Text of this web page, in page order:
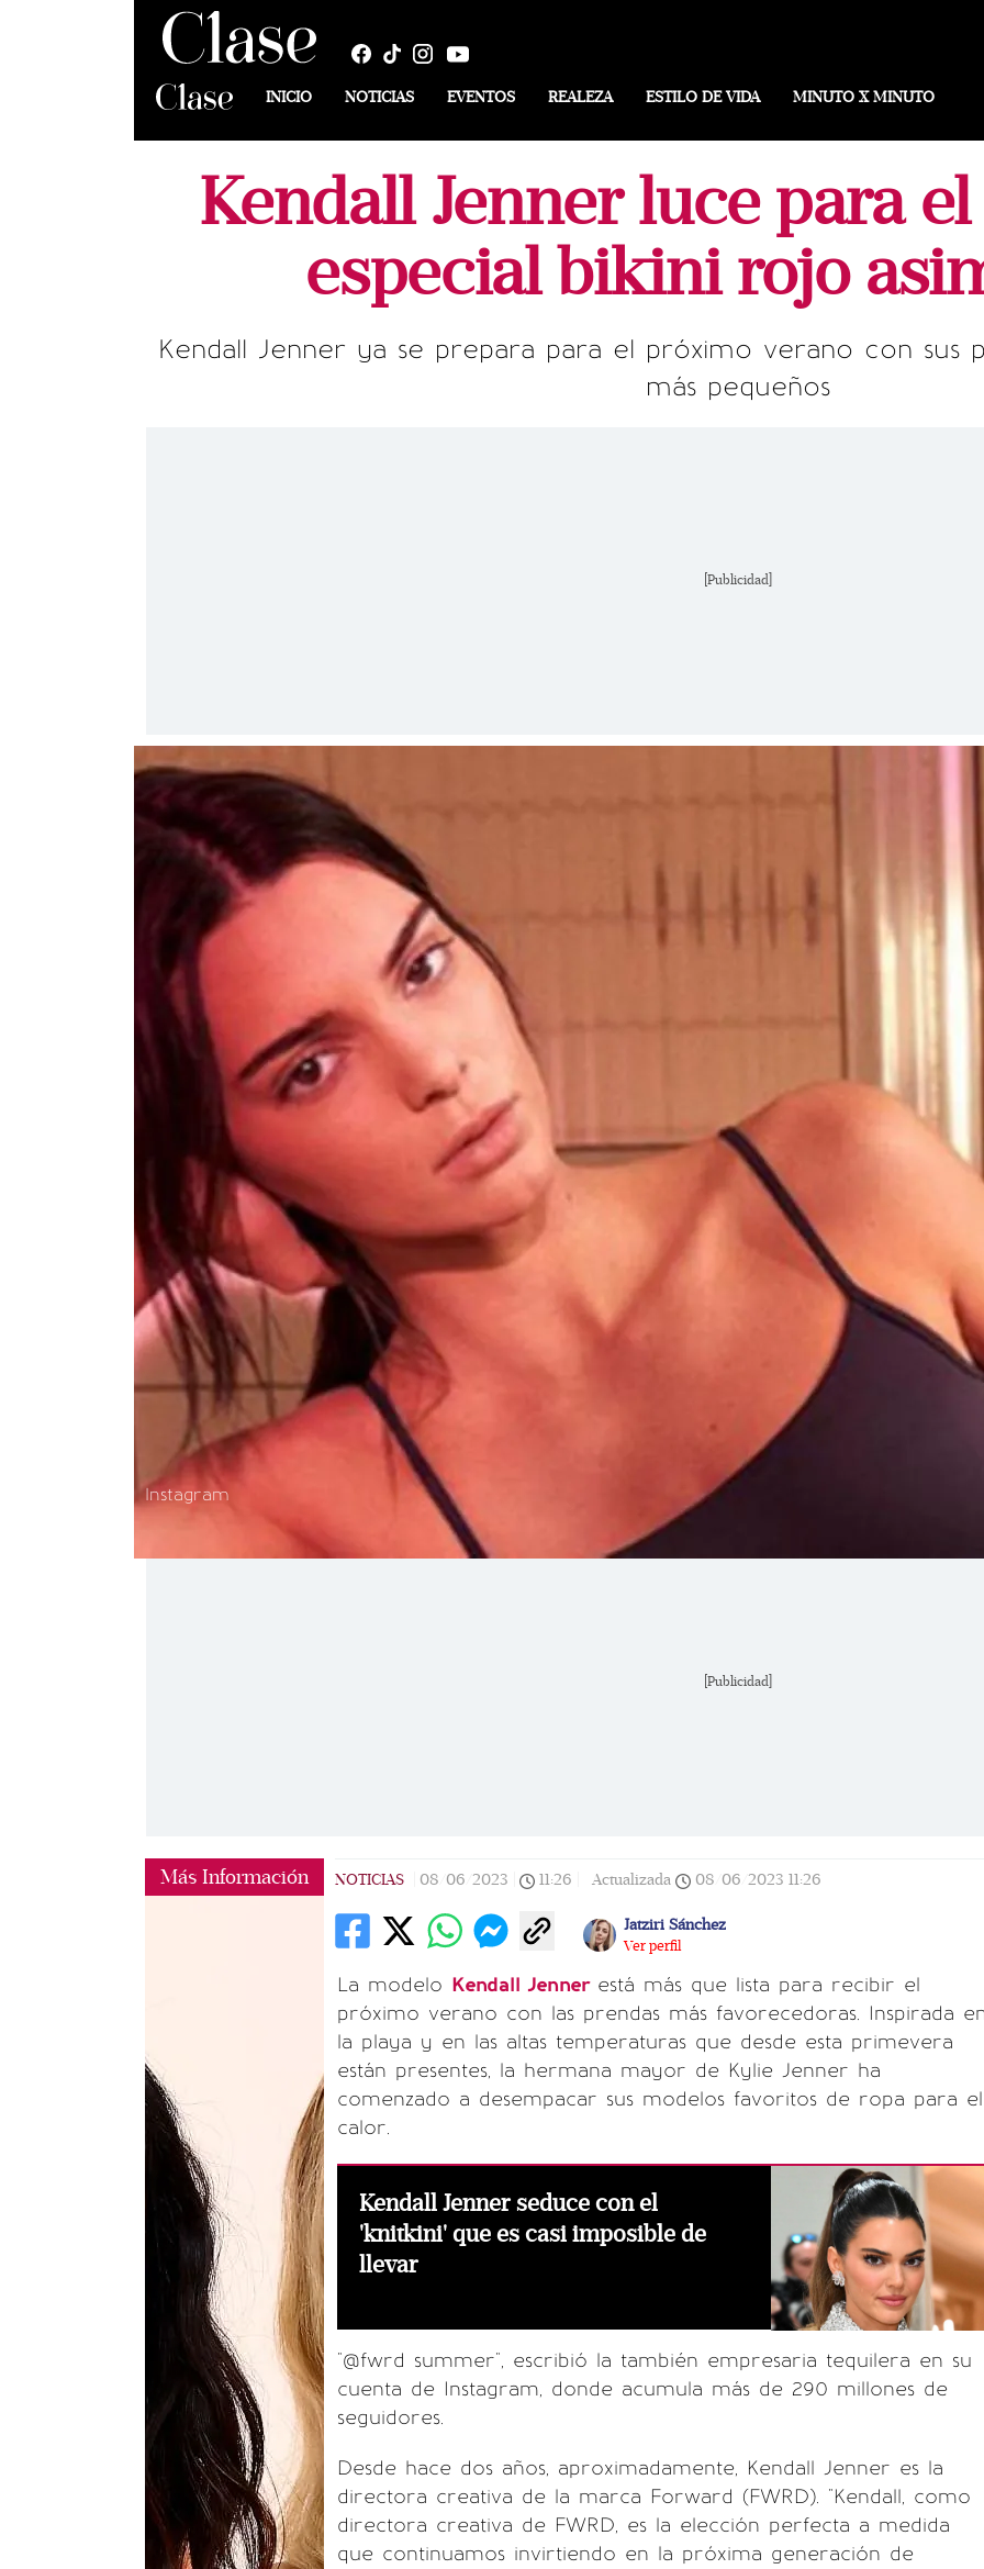
INICIO NOTICIAS EVENTOS REALEZA ESTILO DE VIDA MINUTO X MINUTO
Kendall Jenner luce para
especial bikini rojo
Kendall Jenner ya se prepara para el próximo verano con sus
más pequeños
[Publicidad]
Instagram
[Publicidad]
Más Información NOTICIAS 08/06/2023 11:26 Actualizada 08/06/2023 11:26
Jatziri Sánchez
Ver perfil
La modelo Kendall Jenner está más que lista para recibir el
próximo verano con las prendas más favorecedoras. Inspirada
la playa y en las altas temperaturas que desde esta primevera
están presentes, la hermana mayor de Kylie Jenner ha
comenzado a desempacar sus modelos favoritos de ropa para el
calor.
Kendall Jenner seduce con el
'knitkini' que es casi imposible de
llevar
"@fwrd summer", escribió la también empresaria tequilera en su
cuenta de Instagram, donde acumula más de 290 millones de
seguidores.
Desde hace dos años, aproximadamente, Kendall Jenner es la
directora creativa de la marca Forward (FWRD). "Kendall, como
directora creativa de FWRD, es la elección perfecta a medida
que continuamos invirtiendo en la próxima generación de